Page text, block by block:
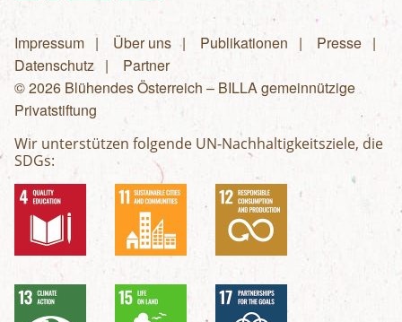
Fußzeilenmenü
Impressum Über uns Publikationen
Presse
Datenschutz
Partner
© 2026 Blühendes Österreich – BILLA gemeinnützige
Privatstiftung
Wir unterstützen folgende UN-Nachhaltigkeitsziele, die
SDGs: